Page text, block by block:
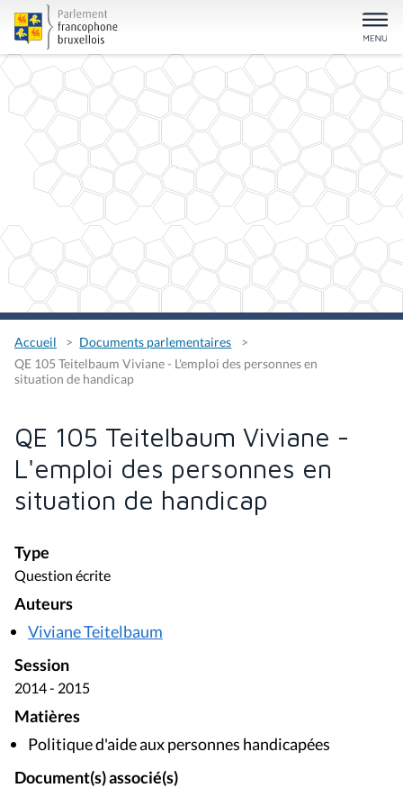
Accueil
Documents parlementaires
QE 105 Teitelbaum Viviane - L'emploi des personnes en
situation de handicap
QE 105 Teitelbaum Viviane -
L'emploi des personnes en
situation de handicap
Type
Question écrite
Auteurs
Viviane Teitelbaum
Session
2014 - 2015
Matières
Politique d'aide aux personnes handicapées
Document(s) associé(s)